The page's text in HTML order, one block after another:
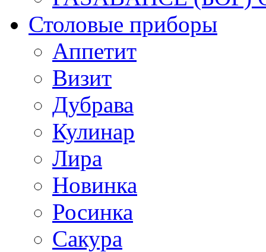
Столовые приборы
Аппетит
Визит
Дубрава
Кулинар
Лира
Новинка
Росинка
Сакура